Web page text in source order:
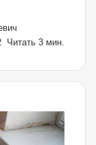
Читать 3 мин.